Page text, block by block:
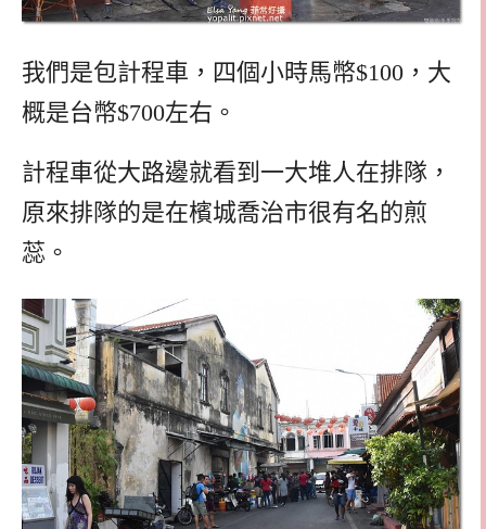
我們是包計程車，四個小時馬幣$100，大
概是台幣$700左右。
計程車從大路邊就看到一大堆人在排隊，
原來排隊的是在檳城喬治市很有名的煎
蕊。